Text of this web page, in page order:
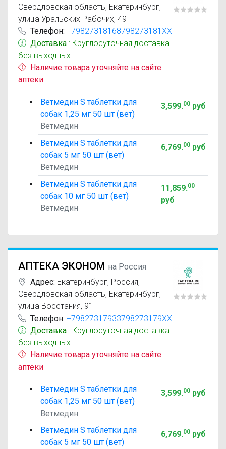
Свердловская область, Екатеринбург,
улица Уральских Рабочих, 49
Телефон: +79827318168798273181XX
Доставка : Круглосуточная доставка
без выходных
Наличие товара уточняйте на сайте
аптеки
Ветмедин S таблетки для
собак 1,25 мг 50 шт (вет)
Ветмедин
3,599.00руб
Ветмедин S таблетки для
собак 5 мг 50 шт (вет)
Ветмедин
6,769.00руб
Ветмедин S таблетки для
собак 10 мг 50 шт (вет)
Ветмедин
11,859.00
руб
АПТЕКА ЭКОНОМ на Россия
Адрес: Екатеринбург, Россия,
Свердловская область, Екатеринбург,
улица Восстания, 91
Телефон: +79827317933798273179XX
Доставка : Круглосуточная доставка
без выходных
Наличие товара уточняйте на сайте
аптеки
Ветмедин S таблетки для
собак 1,25 мг 50 шт (вет)
Ветмедин
3,599.00руб
Ветмедин S таблетки для
собак 5 мг 50 шт (вет)
6,769.00руб